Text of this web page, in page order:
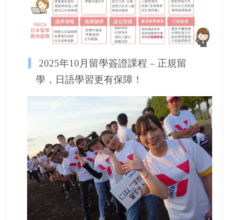
2025年10月留學簽證課程 – 正規留
學，日語學習更有保障！